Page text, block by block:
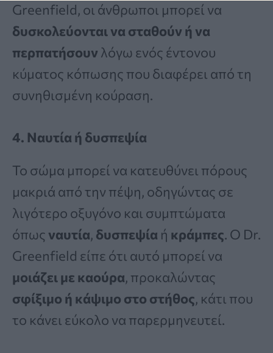
Greenfield, οι άνθρωποι μπορεί να
δυσκολεύονται να σταθούν ή να
περπατήσουν λόγω ενός έντονου
κύματος κόπωσης που διαφέρει από τη
συνηθισμένη κούραση.
4. Ναυτία ή δυσπεψία
Το σώμα μπορεί να κατευθύνει πόρους
μακριά από την πέψη, οδηγώντας σε
λιγότερο οξυγόνο και συμπτώματα
όπωςναυτία, δυσπεψία ή κράμπες. Ο Dr.
Greenfield είπε ότι αυτό μπορεί να
μοιάζει με καούρα, προκαλώντας
σφίξιμο ή κάψιμο στο στήθος, κάτι που
το κάνει εύκολο να παρερμηνευτεί.